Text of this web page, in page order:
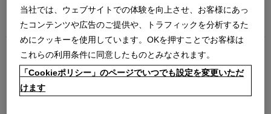
BASIC
在庫：在庫あり
BASIC
在庫：残りわずか
当社では、ウェブサイトでの体験を向上させ、お客様にあっ
たコンテンツや広告のご提供や、トラフィックを分析するた
めにクッキーを使用しています。OKを押すことでお客様は
これらの利用条件に同意したものとみなされます。
「Cookieポリシー」のページでいつでも設定を変更いただ
けます